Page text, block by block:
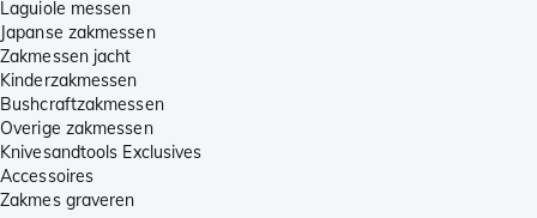
Laguiole messen
Japanse zakmessen
Zakmessen jacht
Kinderzakmessen
Bushcraftzakmessen
Overige zakmessen
Knivesandtools Exclusives
Accessoires
Zakmes graveren